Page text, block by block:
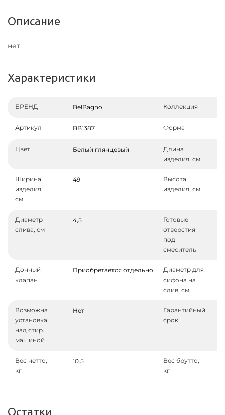
Описание
нет
Характеристики
БРЕНД BelBagno Коллекция
Артикул BB1387 Форма
Цвет Белый глянцевый
Длина
изделия, см
Ширина
изделия,
см
49
Высота
изделия, см
Диаметр
слива, см
4,5
Готовые
отверстия
под
смеситель
Донный
клапан
Приобретается отдельно
Диаметр для
сифона на
слив, см
Возможна
установка
над стир.
машиной
Нет
Гарантийный
срок
Вес нетто,
кг
10.5
Вес брутто,
кг
Остатки